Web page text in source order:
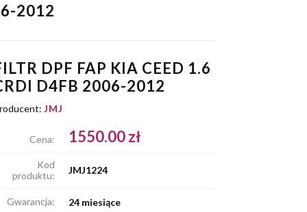
2012
DPF FAP KIA CEED 1.6
D4FB 2006-2012
JMJ
Cena: 1550.00 zł
Kod
produktu:
JMJ1224
Gwarancja: 24 miesiące